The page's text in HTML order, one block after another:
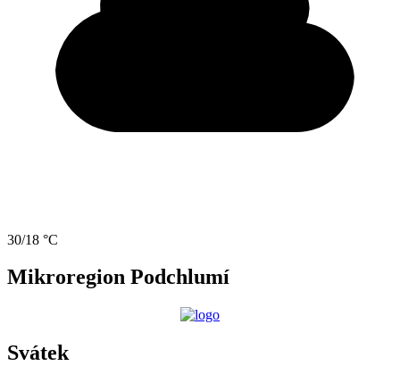
30/18 °C
Mikroregion Podchlumí
Svátek